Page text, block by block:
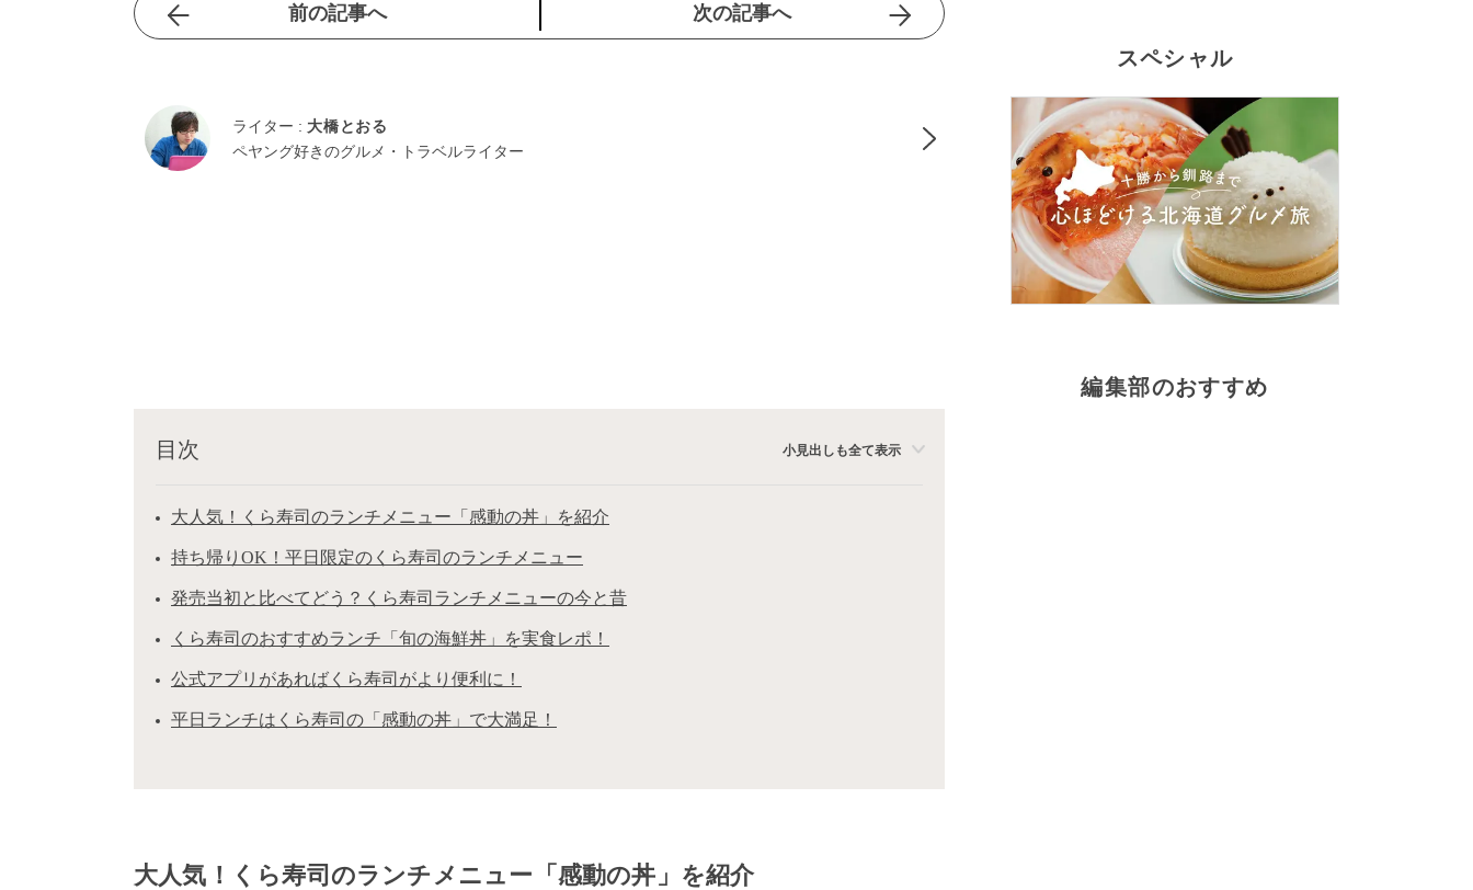
前の記事へ 次の記事へ
ライター : 大橋とおる
ペヤング好きのグルメ・トラベルライター
目次 小見出しも全て表示
大人気！くら寿司のランチメニュー「感動の丼」を紹介
持ち帰りOK！平日限定のくら寿司のランチメニュー
発売当初と比べてどう？くら寿司ランチメニューの今と昔
くら寿司のおすすめランチ「旬の海鮮丼」を実食レポ！
公式アプリがあればくら寿司がより便利に！
平日ランチはくら寿司の「感動の丼」で大満足！
大人気！くら寿司のランチメニュー「感動の丼」を紹介
スペシャル
編集部のおすすめ